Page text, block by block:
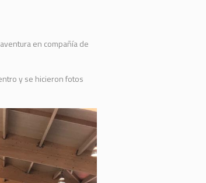
en compañía de
y se hicieron fotos